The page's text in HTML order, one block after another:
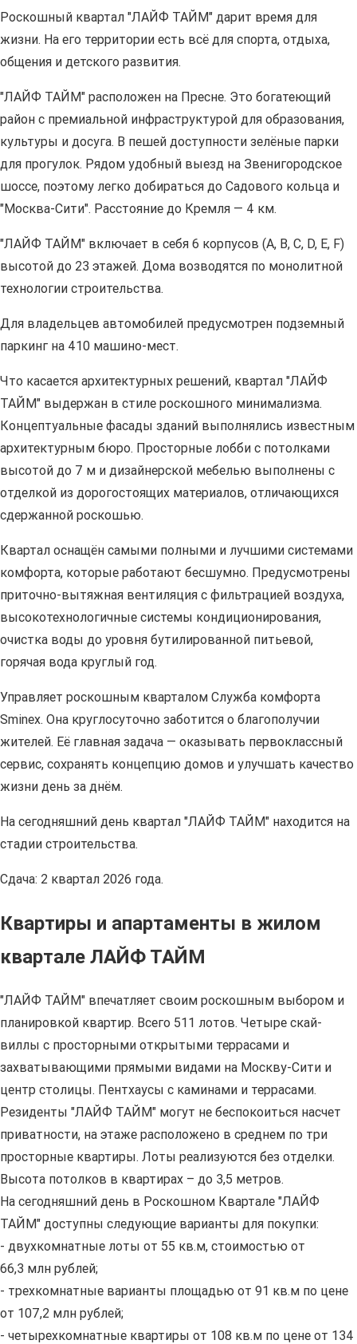
Роскошный квартал "ЛАЙФ ТАЙМ" дарит время для
жизни. На его территории есть всё для спорта, отдыха,
общения и детского развития.
"ЛАЙФ ТАЙМ" расположен на Пресне. Это богатеющий
район с премиальной инфраструктурой для образования,
культуры и досуга. В пешей доступности зелёные парки
для прогулок. Рядом удобный выезд на Звенигородское
шоссе, поэтому легко добираться до Садового кольца и
"Москва-Сити". Расстояние до Кремля — 4 км.
"ЛАЙФ ТАЙМ" включает в себя 6 корпусов (A, B, C, D, E, F)
высотой до 23 этажей. Дома возводятся по монолитной
технологии строительства.
Для владельцев автомобилей предусмотрен подземный
паркинг на 410 машино-мест.
Что касается архитектурных решений, квартал "ЛАЙФ
ТАЙМ" выдержан в стиле роскошного минимализма.
Концептуальные фасады зданий выполнялись известным
архитектурным бюро. Просторные лобби с потолками
высотой до 7 м и дизайнерской мебелью выполнены с
отделкой из дорогостоящих материалов, отличающихся
сдержанной роскошью.
Квартал оснащён самыми полными и лучшими системами
комфорта, которые работают бесшумно. Предусмотрены
приточно-вытяжная вентиляция с фильтрацией воздуха,
высокотехнологичные системы кондиционирования,
очистка воды до уровня бутилированной питьевой,
горячая вода круглый год.
Управляет роскошным кварталом Служба комфорта
Sminex. Она круглосуточно заботится о благополучии
жителей. Её главная задача — оказывать первоклассный
сервис, сохранять концепцию домов и улучшать качество
жизни день за днём.
На сегодняшний день квартал "ЛАЙФ ТАЙМ" находится на
стадии строительства.
Сдача: 2 квартал 2026 года.
Квартиры и апартаменты в жилом
квартале ЛАЙФ ТАЙМ
"ЛАЙФ ТАЙМ" впечатляет своим роскошным выбором и
планировкой квартир. Всего 511 лотов. Четыре скай-
виллы с просторными открытыми террасами и
захватывающими прямыми видами на Москву-Сити и
центр столицы. Пентхаусы с каминами и террасами.
Резиденты "ЛАЙФ ТАЙМ" могут не беспокоиться насчет
приватности, на этаже расположено в среднем по три
просторные квартиры. Лоты реализуются без отделки.
Высота потолков в квартирах – до 3,5 метров.
На сегодняшний день в Роскошном Квартале "ЛАЙФ
ТАЙМ" доступны следующие варианты для покупки:
- двухкомнатные лоты от 55 кв.м, стоимостью от
66,3 млн рублей;
- трехкомнатные варианты площадью от 91 кв.м по цене
от 107,2 млн рублей;
- четырехкомнатные квартиры от 108 кв.м по цене от 134